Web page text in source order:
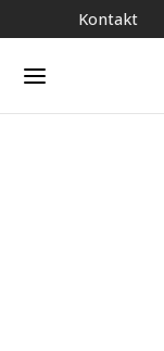
Kontakt